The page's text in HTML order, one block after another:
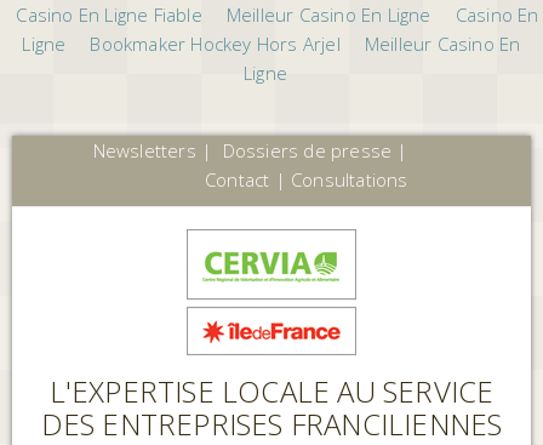
Casino En Ligne Fiable Meilleur Casino En Ligne
Casino En
Ligne
Bookmaker Hockey Hors Arjel
Meilleur Casino En
Ligne
Newsletters | Dossiers de presse |
Contact | Consultations
L'EXPERTISE LOCALE AU SERVICE
DES ENTREPRISES FRANCILIENNES